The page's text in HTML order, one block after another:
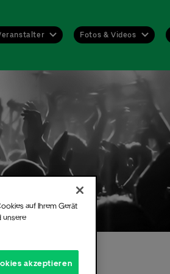
Fotos & Videos
auf Ihrem Gerät
unsere
akzeptieren